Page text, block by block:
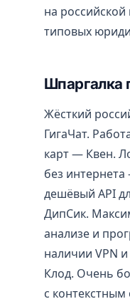
на
типовых
Шпаргалка
Жёсткий
ГигаЧат.
карт — Квен.
без
дешёвый API
ДипСик.
анализе и
наличии VPN
Клод. Очень
с